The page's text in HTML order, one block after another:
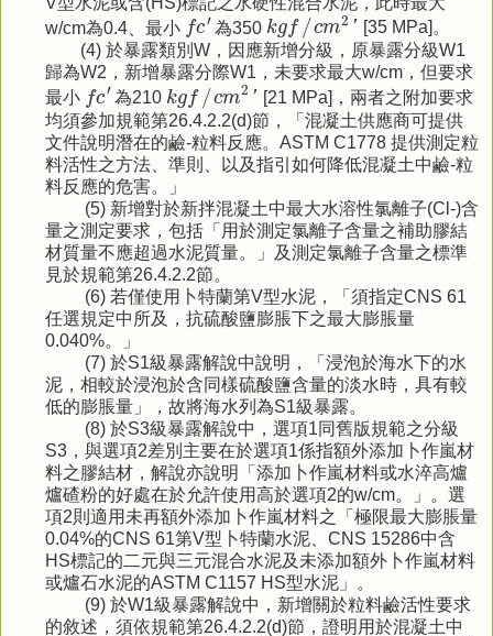
w/cm為0.4、最小 fc′
fc′ 為350 kgf /cm2 '
kgf/cm2′
[35 MPa]。
(4) 於暴露類別W，因應新增分級，原暴露分級W1
歸為W2，新增暴露分際W1，未要求最大w/cm，但要求
最小 fc′
fc′ 為210 kgf /cm2 '
kgf/cm2′
[21 MPa]，兩者之附加要求
均須參加規範第26.4.2.2(d)節，「混凝土供應商可提供
文件說明潛在的鹼-粒料反應。ASTM C1778 提供測定粒
料活性之方法、準則、以及指引如何降低混凝土中鹼-粒
料反應的危害。」
(5) 新增對於新拌混凝土中最大水溶性氯離子(Cl-)含
量之測定要求，包括「用於測定氯離子含量之補助膠結
材質量不應超過水泥質量。」及測定氯離子含量之標準
見於規範第26.4.2.2節。
(6) 若僅使用卜特蘭第V型水泥，「須指定CNS 61
任選規定中所及，抗硫酸鹽膨脹下之最大膨脹量
0.040%。」
(7) 於S1級暴露解說中說明，「浸泡於海水下的水
泥，相較於浸泡於含同樣硫酸鹽含量的淡水時，具有較
低的膨脹量」，故將海水列為S1級暴露。
(8) 於S3級暴露解說中，選項1同舊版規範之分級
S3，與選項2差別主要在於選項1係指額外添加卜作嵐材
料之膠結材，解說亦說明「添加卜作嵐材料或水淬高爐
爐碴粉的好處在於允許使用高於選項2的w/cm。」。選
項2則適用未再額外添加卜作嵐材料之「極限最大膨脹量
0.04%的CNS 61第V型卜特蘭水泥、CNS 15286中含
HS標記的二元與三元混合水泥及未添加額外卜作嵐材料
或爐石水泥的ASTM C1157 HS型水泥」。
(9) 於W1級暴露解說中，新增關於粒料鹼活性要求
的敘述，須依規範第26.4.2.2(d)節，證明用於混凝土中